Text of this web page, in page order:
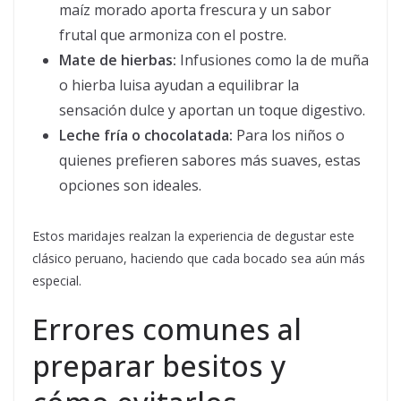
maíz morado aporta frescura y un sabor
frutal que armoniza con el postre.
Mate de hierbas: Infusiones como la de muña
o hierba luisa ayudan a equilibrar la
sensación dulce y aportan un toque digestivo.
Leche fría o chocolatada: Para los niños o
quienes prefieren sabores más suaves, estas
opciones son ideales.
Estos maridajes realzan la experiencia de degustar este
clásico peruano, haciendo que cada bocado sea aún más
especial.
Errores comunes al
preparar besitos y